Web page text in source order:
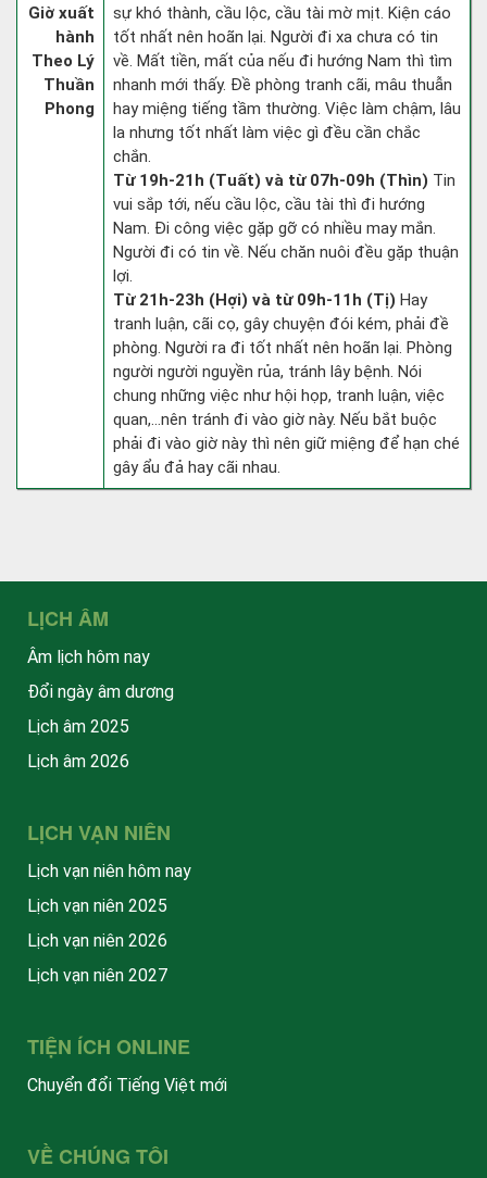
Giờ xuất
hành
Theo Lý
Thuần
Phong
sự khó thành, cầu lộc, cầu tài mờ mịt. Kiện cáo
tốt nhất nên hoãn lại. Người đi xa chưa có tin
về. Mất tiền, mất của nếu đi hướng Nam thì tìm
nhanh mới thấy. Đề phòng tranh cãi, mâu thuẫn
hay miệng tiếng tầm thường. Việc làm chậm, lâu
la nhưng tốt nhất làm việc gì đều cần chắc
chắn.
Từ 19h-21h (Tuất) và từ 07h-09h (Thìn) Tin
vui sắp tới, nếu cầu lộc, cầu tài thì đi hướng
Nam. Đi công việc gặp gỡ có nhiều may mắn.
Người đi có tin về. Nếu chăn nuôi đều gặp thuận
lợi.
Từ 21h-23h (Hợi) và từ 09h-11h (Tị) Hay
tranh luận, cãi cọ, gây chuyện đói kém, phải đề
phòng. Người ra đi tốt nhất nên hoãn lại. Phòng
người người nguyền rủa, tránh lây bệnh. Nói
chung những việc như hội họp, tranh luận, việc
quan,…nên tránh đi vào giờ này. Nếu bắt buộc
phải đi vào giờ này thì nên giữ miệng để hạn ché
gây ẩu đả hay cãi nhau.
LỊCH ÂM
Âm lịch hôm nay
Đổi ngày âm dương
Lịch âm 2025
Lịch âm 2026
LỊCH VẠN NIÊN
Lịch vạn niên hôm nay
Lịch vạn niên 2025
Lịch vạn niên 2026
Lịch vạn niên 2027
TIỆN ÍCH ONLINE
Chuyển đổi Tiếng Việt mới
VỀ CHÚNG TÔI